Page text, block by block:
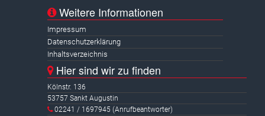
Weitere Informationen
Impressum
Datenschutzerklärung
Inhaltsverzeichnis
Hier sind wir zu finden
Kölnstr. 136
53757 Sankt Augustin
02241 / 1697945 (Anrufbeantworter)